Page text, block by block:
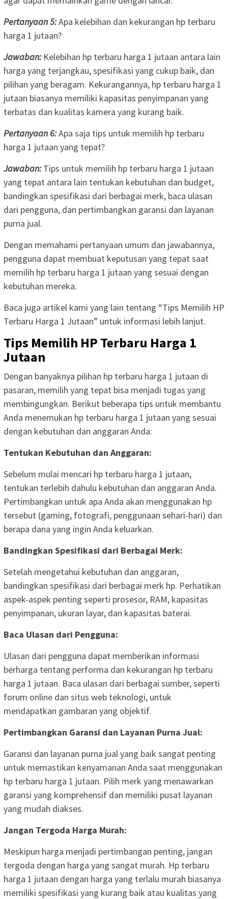
Pertanyaan 5:Apa kelebihan dan kekurangan hp terbaru
harga 1 jutaan?
Jawaban:Kelebihan hp terbaru harga 1 jutaan antara lain
harga yang terjangkau, spesifikasi yang cukup baik, dan
pilihan yang beragam. Kekurangannya, hp terbaru harga 1
jutaan biasanya memiliki kapasitas penyimpanan yang
terbatas dan kualitas kamera yang kurang baik.
Pertanyaan 6:Apa saja tips untuk memilih hp terbaru
harga 1 jutaan yang tepat?
Jawaban:Tips untuk memilih hp terbaru harga 1 jutaan
yang tepat antara lain tentukan kebutuhan dan budget,
bandingkan spesifikasi dari berbagai merk, baca ulasan
dari pengguna, dan pertimbangkan garansi dan layanan
purna jual.
Dengan memahami pertanyaan umum dan jawabannya,
pengguna dapat membuat keputusan yang tepat saat
memilih hp terbaru harga 1 jutaan yang sesuai dengan
kebutuhan mereka.
Baca juga artikel kami yang lain tentang “Tips Memilih HP
Terbaru Harga 1 Jutaan” untuk informasi lebih lanjut.
Tips Memilih HP Terbaru Harga 1
Jutaan
Dengan banyaknya pilihan hp terbaru harga 1 jutaan di
pasaran, memilih yang tepat bisa menjadi tugas yang
membingungkan. Berikut beberapa tips untuk membantu
Anda menemukan hp terbaru harga 1 jutaan yang sesuai
dengan kebutuhan dan anggaran Anda:
Tentukan Kebutuhan dan Anggaran:
Sebelum mulai mencari hp terbaru harga 1 jutaan,
tentukan terlebih dahulu kebutuhan dan anggaran Anda.
Pertimbangkan untuk apa Anda akan menggunakan hp
tersebut (gaming, fotografi, penggunaan sehari-hari) dan
berapa dana yang ingin Anda keluarkan.
Bandingkan Spesifikasi dari Berbagai Merk:
Setelah mengetahui kebutuhan dan anggaran,
bandingkan spesifikasi dari berbagai merk hp. Perhatikan
aspek-aspek penting seperti prosesor, RAM, kapasitas
penyimpanan, ukuran layar, dan kapasitas baterai.
Baca Ulasan dari Pengguna:
Ulasan dari pengguna dapat memberikan informasi
berharga tentang performa dan kekurangan hp terbaru
harga 1 jutaan. Baca ulasan dari berbagai sumber, seperti
forum online dan situs web teknologi, untuk
mendapatkan gambaran yang objektif.
Pertimbangkan Garansi dan Layanan Purna Jual:
Garansi dan layanan purna jual yang baik sangat penting
untuk memastikan kenyamanan Anda saat menggunakan
hp terbaru harga 1 jutaan. Pilih merk yang menawarkan
garansi yang komprehensif dan memiliki pusat layanan
yang mudah diakses.
Jangan Tergoda Harga Murah:
Meskipun harga menjadi pertimbangan penting, jangan
tergoda dengan harga yang sangat murah. Hp terbaru
harga 1 jutaan dengan harga yang terlalu murah biasanya
memiliki spesifikasi yang kurang baik atau kualitas yang